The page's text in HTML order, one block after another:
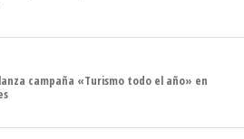
campaña «Turismo todo el año» en